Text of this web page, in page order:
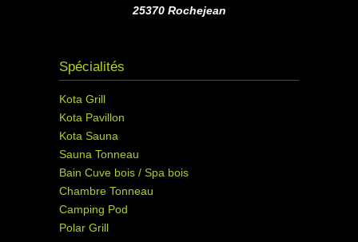
25370 Rochejean
Spécialités
Kota Grill
Kota Pavillon
Kota Sauna
Sauna Tonneau
Bain Cuve bois / Spa bois
Chambre Tonneau
Camping Pod
Polar Grill